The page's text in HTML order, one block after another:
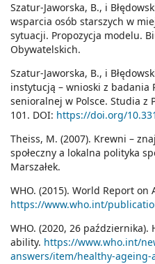
Szatur-Jaworska, B., i
wsparcia osób starszych w
sytuacji. Propozycja modelu.
Obywatelskich.
Szatur-Jaworska, B., i
instytucją – wnioski z badania
senioralnej w Polsce. Studia z
101. DOI: https://doi.org/
Theiss, M. (2007). Krewni –
społeczny a lokalna polityka
Marszałek.
WHO. (2015). World Report
https://www.who.int/
WHO. (2020, 26
ability. https://www.who.int/
answers/item/healthy-